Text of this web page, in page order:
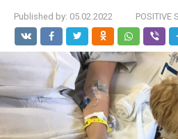
Published by: 05.02.2022 POSITIVE